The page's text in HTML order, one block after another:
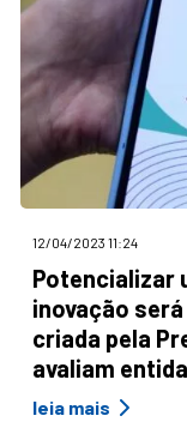
12/04/2023 11:24
Potencializar
inovação
criada pela
avaliam
leia mais